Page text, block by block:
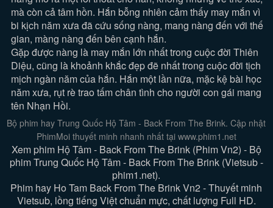
mà còn cả tâm hồn. Hắn bỗng nhiên cảm thấy may mắn vì
bi kịch năm xưa đã cứu sống nàng, mang nàng đến với thế
gian, màng nàng đến bên cạnh hắn.
Gặp được nàng là may mắn lớn nhất trong cuộc đời Thiên
Diệu, cũng là khoảnh khắc đẹp đẽ nhất trong cuộc đời tịch
mịch ngàn năm của hắn. Hắn một lần nữa, mặc kệ bài học
năm xưa, rụt rè trao tấm chân tình cho người con gái mang
tên Nhạn Hồi.
Bộ phim hay Trung Quốc Hộ Tâm - Back From The Brink. Cập nhật
PhimMoi thuyết minh nhanh nhất tại www.phim1.net
Xem phim Hộ Tâm - Back From The Brink (Phim Vn2) - Bộ
phim Trung Quốc Hộ Tâm - Back From The Brink (Vietsub -
phim1.net).
Phim hay Ho Tam Back From The Brink Vn2 - Thuyết minh
Vietsub, lồng tiếng Việt chuẩn mực, chất lượng Full HD.